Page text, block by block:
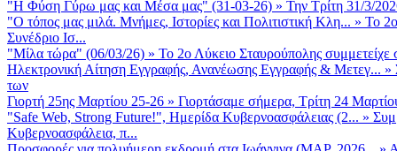
"Η Φύση Γύρω μας και Μέσα μας" (31-03-26) » Την Τρίτη 31/3/
"Ο τόπος μας μιλά. Μνήμες, Ιστορίες και Πολιτιστική Κλη... » Το
Συνέδριο Ισ...
"Μίλα τώρα" (06/03/26) » Το 2ο Λύκειο Σταυρούπολης
Ηλεκτρονική Αίτηση Εγγραφής, Ανανέωσης Εγγραφής & Μετεγ... »
των
Γιορτή 25ης Μαρτίου 25-26 » Γιορτάσαμε σήμερα, Τρίτη 24
"Safe Web, Strong Future!", Ημερίδα Κυβερνοασφάλειας (2... »
Κυβερνοασφάλεια, π...